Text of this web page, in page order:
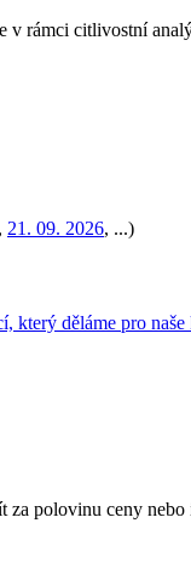
v rámci citlivostní
, 21. 09. 2026, ...)
který děláme pro naše
za polovinu ceny nebo